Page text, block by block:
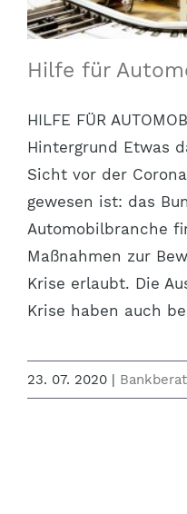
Hilfe für
HILFE FÜR
Hintergrund Etwas
Sicht vor der
gewesen ist: das
Automobilbranche
Maßnahmen zur
Krise erlaubt. Die
Krise haben auch
23. 07. 2020 |